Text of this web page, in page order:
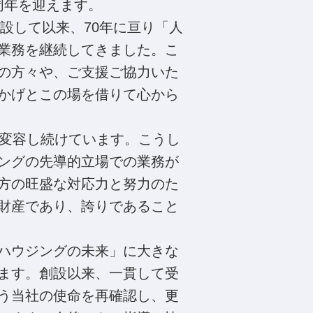
を迎えます。
して以来、70年に亘り「人
務を継続してきました。こ
方々や、ご支援ご協力いた
げとこの場を借りて心から
容し続けています。こうし
グの先導的立場での業務が
の旺盛な対応力と努力のた
産であり、誇りであること
ジングの未来」に大きな
す。創設以来、一貫して受
当社の使命を再確認し、更